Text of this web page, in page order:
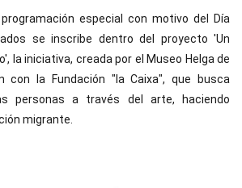
especial con motivo del Día
se inscribe dentro del proyecto 'Un
la iniciativa, creada por el Museo Helga de
con la Fundación "la Caixa", que busca
personas a través del arte, haciendo
migrante.